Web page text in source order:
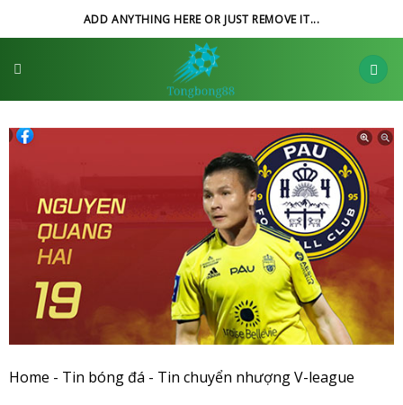
to
ADD ANYTHING HERE OR JUST REMOVE IT...
Home - Tin bóng đá - Tin chuyển nhượng V-league